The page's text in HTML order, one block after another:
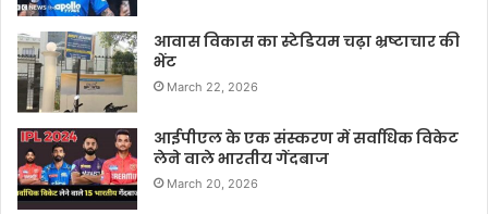
आवास विकास का स्टेडियम चढ़ा भ्रष्टाचार की
भेंट
March 22, 2026
आईपीएल के एक संस्करण में सर्वाधिक विकेट
लेने वाले भारतीय गेंदबाज
March 20, 2026